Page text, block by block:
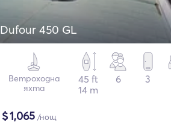
Dufour 450 GL
Ветроходна
яхта
45 ft
14 m
6 3
$1,065 /нощ